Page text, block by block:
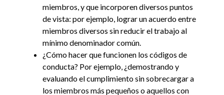
miembros, y que incorporen diversos puntos
de vista: por ejemplo, lograr un acuerdo entre
miembros diversos sin reducir el trabajo al
mínimo denominador común.
¿Cómo hacer que funcionen los códigos de
conducta? Por ejemplo, ¿demostrando y
evaluando el cumplimiento sin sobrecargar a
los miembros más pequeños o aquellos con